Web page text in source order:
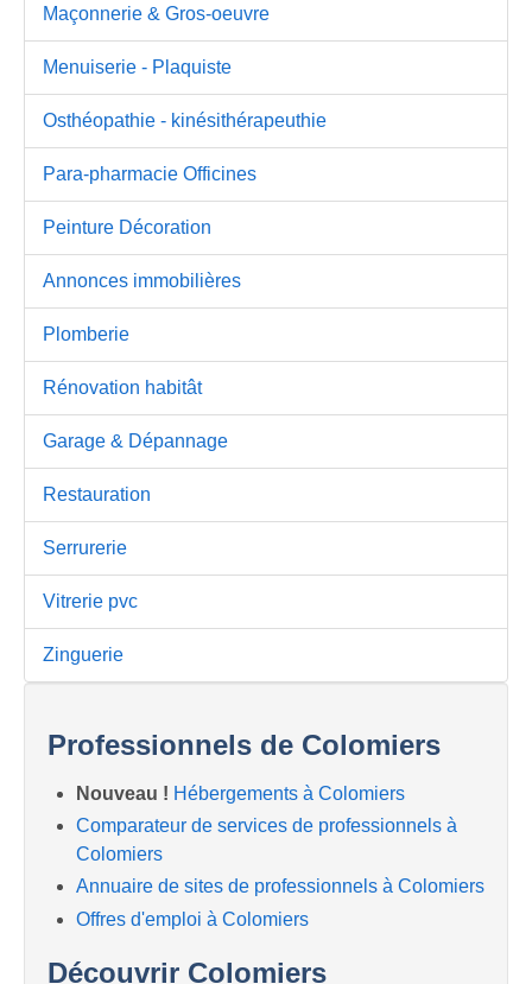
Maçonnerie & Gros-oeuvre
Menuiserie - Plaquiste
Osthéopathie - kinésithérapeuthie
Para-pharmacie Officines
Peinture Décoration
Annonces immobilières
Plomberie
Rénovation habitât
Garage & Dépannage
Restauration
Serrurerie
Vitrerie pvc
Zinguerie
Professionnels de Colomiers
Nouveau ! Hébergements à Colomiers
Comparateur de services de professionnels à
Colomiers
Annuaire de sites de professionnels à Colomiers
Offres d'emploi à Colomiers
Découvrir Colomiers